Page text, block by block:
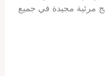
مرئية مجيدة في جميع